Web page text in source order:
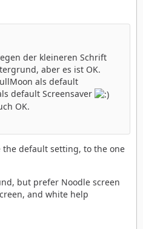
der kleineren Schrift
aber es ist OK.
als default
default Screensaver
OK.
the default setting, to the one
but prefer Noodle screen
and white help